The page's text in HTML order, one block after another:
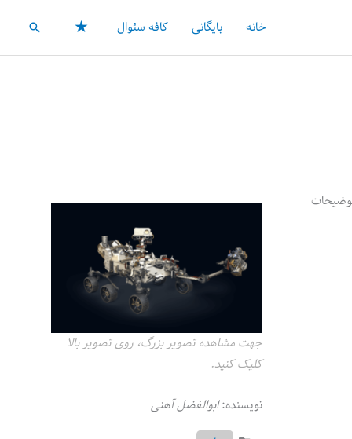
خانه بایگانی کافه سئوال ★ جستجو
جهت مشاهده تصویر بزرگ، روی تصویر بالا
کلیک کنید.
نویسنده:ابوالفضل آهنی